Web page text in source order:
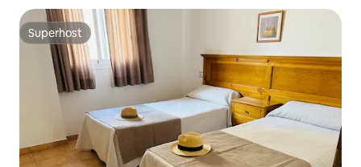
Superhost
Superhost